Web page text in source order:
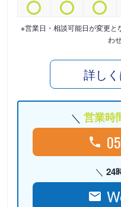
※営業日・相談可能日が変更
わ
詳し
営業時
24